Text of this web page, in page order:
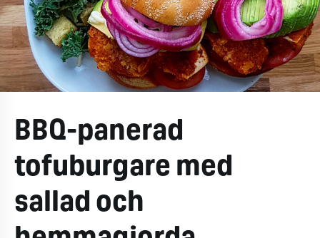
BBQ-panerad
tofuburgare med
sallad och